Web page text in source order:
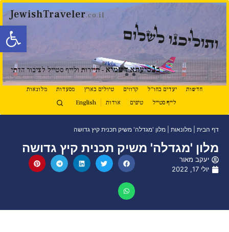
פתח
JewishTraveler.co.il
ותוליכנו לשלום
בנסיעתא דשמיא - תיירות ולייף סטייל לציבור הדתי
חדשות יעדים בחו"ל קרוזים טיולים בארץ מסעדות
מלונאות
לייף סטייל
טיפים אודות English
דף הבית מלונאות מלון 'מגדלה' משיק תכנית קיץ גדושה
מלון 'מגדלה' משיק תכנית קיץ גדושה
יעקב מאור
יולי 17, 2022